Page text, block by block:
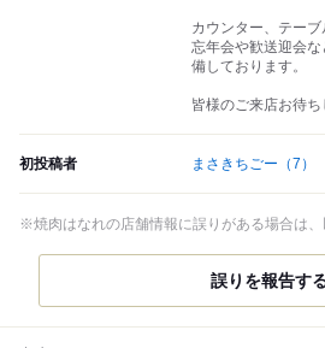
カウンター、テーブ
忘年会や歓送迎会
備しております。
皆様のご来店お待ち
初投稿者 まさきちごー （7）
※焼肉はなれの店舗情報に誤りがある場合は、
誤りを報告す